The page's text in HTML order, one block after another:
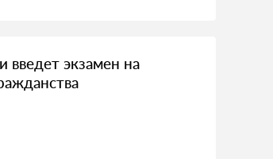
введет экзамен на